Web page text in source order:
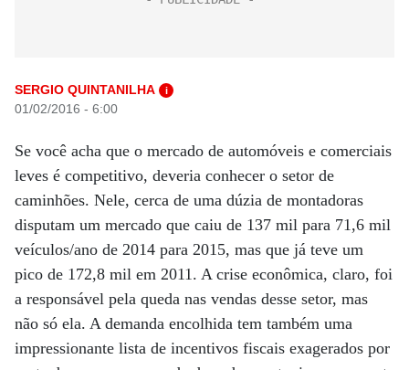
SERGIO QUINTANILHA i
01/02/2016 - 6:00
Se você acha que o mercado de automóveis e comerciais
leves é competitivo, deveria conhecer o setor de
caminhões. Nele, cerca de uma dúzia de montadoras
disputam um mercado que caiu de 137 mil para 71,6 mil
veículos/ano de 2014 para 2015, mas que já teve um
pico de 172,8 mil em 2011. A crise econômica, claro, foi
a responsável pela queda nas vendas desse setor, mas
não só ela. A demanda encolhida tem também uma
impressionante lista de incentivos fiscais exagerados por